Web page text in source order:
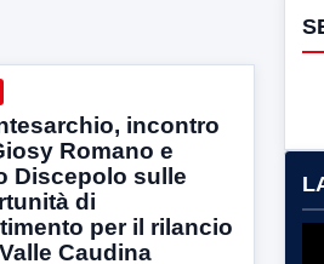
incontro
Romano e
Discepolo sulle
di
per il rilancio
Caudina